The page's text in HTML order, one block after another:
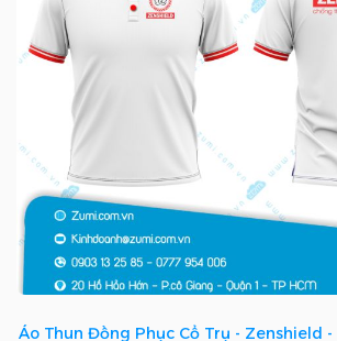
Áo Thun Đồng Phục Cổ Trụ - Zenshield -